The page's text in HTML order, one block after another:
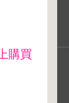
購買